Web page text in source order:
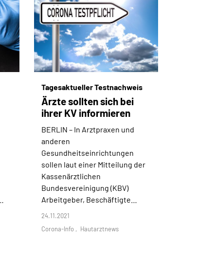
Tagesaktueller Testnachweis
Ärzte sollten sich bei
ihrer KV informieren
BERLIN – In Arztpraxen und
anderen
Gesundheitseinrichtungen
sollen laut einer Mitteilung der
Kassenärztlichen
Bundesvereinigung (KBV)
Arbeitgeber, Beschäftigte…
24.11.2021
Corona-Info
Hautarztnews